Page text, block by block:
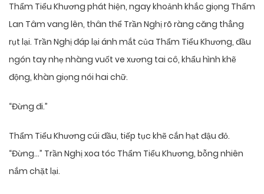
Thẩm Tiểu Khương phát hiện, ngay khoảnh khắc giọng Thẩm
Lan Tâm vang lên, thân thể Trần Nghị rõ ràng căng thẳng
rụt lại. Trần Nghị đáp lại ánh mắt của Thẩm Tiểu Khương, đầu
ngón tay nhẹ nhàng vuốt ve xương tai cô, khẩu hình khẽ
động, khàn giọng nói hai chữ.
“Đừng đi.”
Thẩm Tiểu Khương cúi đầu, tiếp tục khẽ cắn hạt đậu đỏ.
“Đừng…” Trần Nghị xoa tóc Thẩm Tiểu Khương, bỗng nhiên
nắm chặt lại.